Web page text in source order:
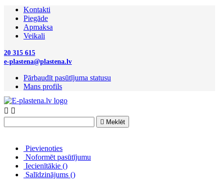
Kontakti
Piegāde
Apmaksa
Veikali
20 315 615
e-plastena@plastena.lv
Pārbaudīt pasūtījuma statusu
Mans profils
 
 Meklēt
Pievienoties
Noformēt pasūtījumu
Iecienītākie ()
Salīdzinājums ()